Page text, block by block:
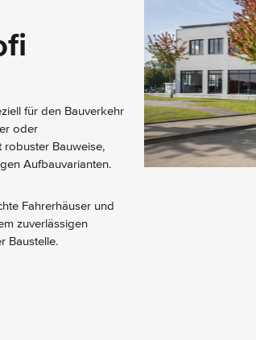
für den Bauverkehr
oder
robuster Bauweise,
Aufbauvarianten.
Fahrerhäuser und
zuverlässigen
Baustelle.